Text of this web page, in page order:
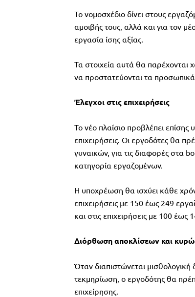
Το νομοσχέδιο δίνει στους
αμοιβής τους, αλλά και για τον
εργασία ίσης αξίας.
Τα στοιχεία αυτά θα παρέχονται
να προστατεύονται τα
Έλεγχοι στις επιχειρήσεις
Το νέο πλαίσιο προβλέπει
επιχειρήσεις. Οι εργοδότες θα
γυναικών, για τις διαφορές στα
κατηγορία εργαζομένων.
Η υποχρέωση θα ισχύει κάθε
επιχειρήσεις με 150 έως 249
και στις επιχειρήσεις με 100 έως
Διόρθωση αποκλίσεων και
Όταν διαπιστώνεται
τεκμηρίωση, ο εργοδότης θα
επιχείρησης.